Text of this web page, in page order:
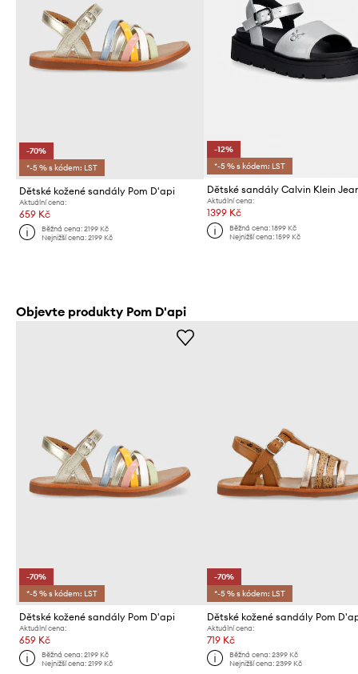
-70%
*-5 % s kódem: LST
Dětské kožené sandály Pom D'api
Aktuální cena:
659 Kč
Běžná cena:2199 Kč
Nejnižší cena:2199 Kč
-12%
*-5 % s kódem: LST
Dětské sandály Calvin Klein
Aktuální cena:
1399 Kč
Běžná cena: 1899 Kč
Nejnižší cena: 1599 Kč
Objevte produkty Pom D'api
-70%
*-5 % s kódem: LST
Dětské kožené sandály Pom D'api
Aktuální cena:
659 Kč
Běžná cena:2199 Kč
Nejnižší cena:2199 Kč
-70%
*-5 % s kódem: LST
Dětské kožené sandály Pom
Aktuální cena:
719 Kč
Běžná cena: 2399 Kč
Nejnižší cena: 2399 Kč